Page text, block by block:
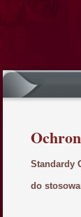
Standardy
do